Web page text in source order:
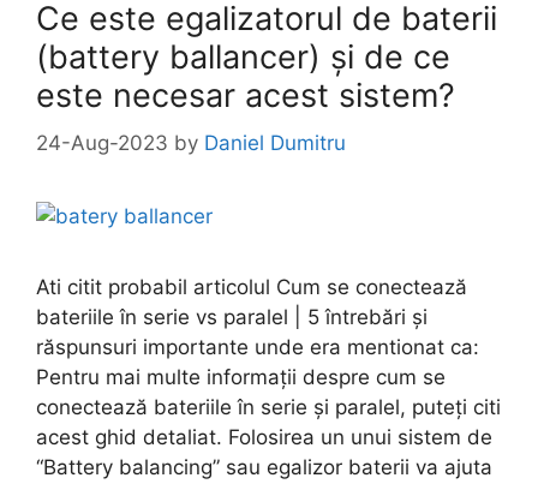
Ce este egalizatorul de baterii
(battery ballancer) și de ce
este necesar acest sistem?
24-Aug-2023 by Daniel Dumitru
Ati citit probabil articolul Cum se conectează
bateriile în serie vs paralel | 5 întrebări și
răspunsuri importante unde era mentionat ca:
Pentru mai multe informații despre cum se
conectează bateriile în serie și paralel, puteți citi
acest ghid detaliat. Folosirea un unui sistem de
“Battery balancing” sau egalizor baterii va ajuta